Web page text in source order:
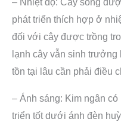
– Nhiệt độ: Cây sống
phát triển thích hợp ở
đối với cây được trồng
lạnh cây vẫn sinh
tồn tại lâu cần phải điều
– Ánh sáng: Kim ngân
triển tốt dưới ánh đèn